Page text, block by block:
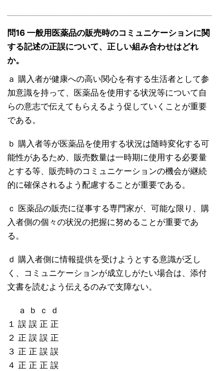
問16 一般用医薬品の販売時のコミュニケーションに関
する記述の正誤について、正しい組み合わせはどれ
か。
ａ 購入者が健康への高い関心を有する生活者として参
加意識を持って、医薬品を使用する状況等について自
らの意志で伝えてもらえるよう促していくことが重要
である。
ｂ 購入者等が医薬品を使用する状況は随時変化する可
能性があるため、販売数量は一時期に使用する必要量
とする等、販売時のコミュニケーションの機会が継続
的に確保されるよう配慮することが重要である。
ｃ 医薬品の販売に従事する専門家が、可能な限り、購
入者側の個々の状況の把握に努めることが重要であ
る。
ｄ 購入者側に情報提供を受けようとする意識が乏し
く、コミュニケーションが成立しがたい場合は、添付
文書を読むよう伝えるのみで支障ない。
ａ ｂ ｃ ｄ
１ 誤 誤 正 正
２ 正 誤 誤 正
３ 正 正 誤 誤
４ 正 正 正 誤